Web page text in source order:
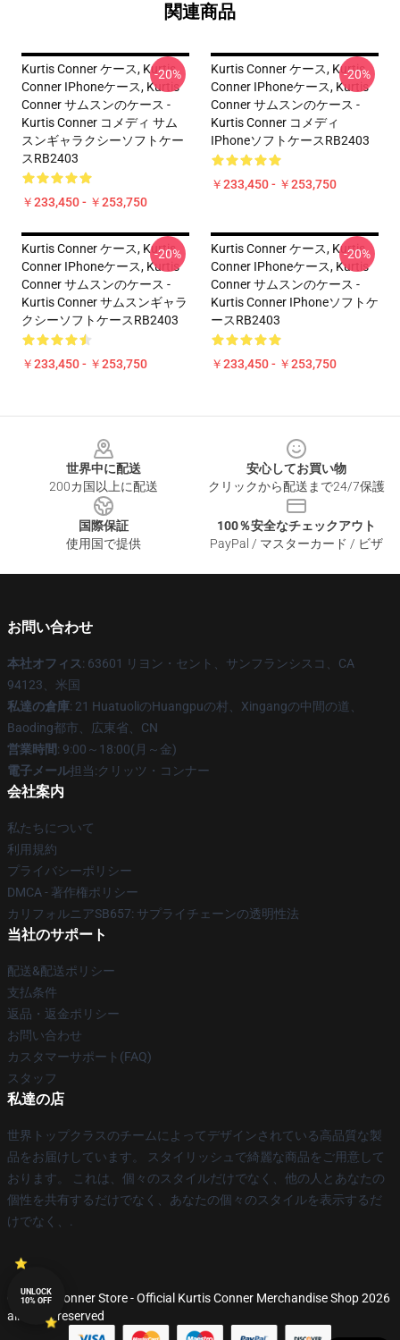
関連商品
Kurtis Conner ケース, Kurtis
Conner IPhoneケース, Kurtis
Conner サムスンのケース -
Kurtis Conner コメディ サム
スンギャラクシーソフトケー
スRB2403
￥233,450 - ￥253,750
-20%
Kurtis Conner ケース, Kurtis
Conner IPhoneケース, Kurtis
Conner サムスンのケース -
Kurtis Conner コメディ
IPhoneソフトケースRB2403
￥233,450 - ￥253,750
-20%
Kurtis Conner ケース, Kurtis
Conner IPhoneケース, Kurtis
Conner サムスンのケース -
Kurtis Conner サムスンギャラ
クシーソフトケースRB2403
￥233,450 - ￥253,750
-20%
Kurtis Conner ケース, Kurtis
Conner IPhoneケース, Kurtis
Conner サムスンのケース -
Kurtis Conner IPhoneソフトケ
ースRB2403
￥233,450 - ￥253,750
-20%
世界中に配送
200カ国以上に配送
安心してお買い物
クリックから配送まで24/7保護
国際保証
使用国で提供
100％安全なチェックアウト
PayPal / マスターカード / ビザ
お問い合わせ
本社オフィス: 63601 リヨン・セント、サンフランシスコ、CA
94123、米国
私達の倉庫: 21 HuatuoliのHuangpuの村、Xingangの中間の道、
Baoding都市、広東省、CN
営業時間: 9:00～18:00(月～金)
電子メール担当:クリッツ・コンナー
会社案内
私たちについて
利用規約
プライバシーポリシー
DMCA - 著作権ポリシー
カリフォルニアSB657: サプライチェーンの透明性法
当社のサポート
配送&配送ポリシー
支払条件
返品・返金ポリシー
お問い合わせ
カスタマーサポート(FAQ)
スタッフ
私達の店
世界トップクラスのチームによってデザインされている高品質な製
品をお届けしています。 スタイリッシュで綺麗な商品をご用意して
おります。 これは、個々のスタイルだけでなく、他の人とあなたの
個性を共有するだけでなく、あなたの個々のスタイルを表示するだ
けでなく、.
© Kurtis Conner Store - Official Kurtis Conner Merchandise Shop 2026
all rights reserved
UNLOCK
10% OFF